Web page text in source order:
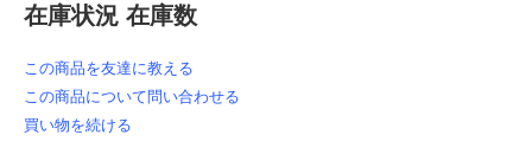
在庫状況 在庫数
この商品を友達に教える
この商品について問い合わせる
買い物を続ける